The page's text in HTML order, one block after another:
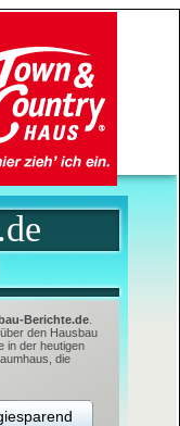
Berichte.de
den Hausbau
in der heutigen
die